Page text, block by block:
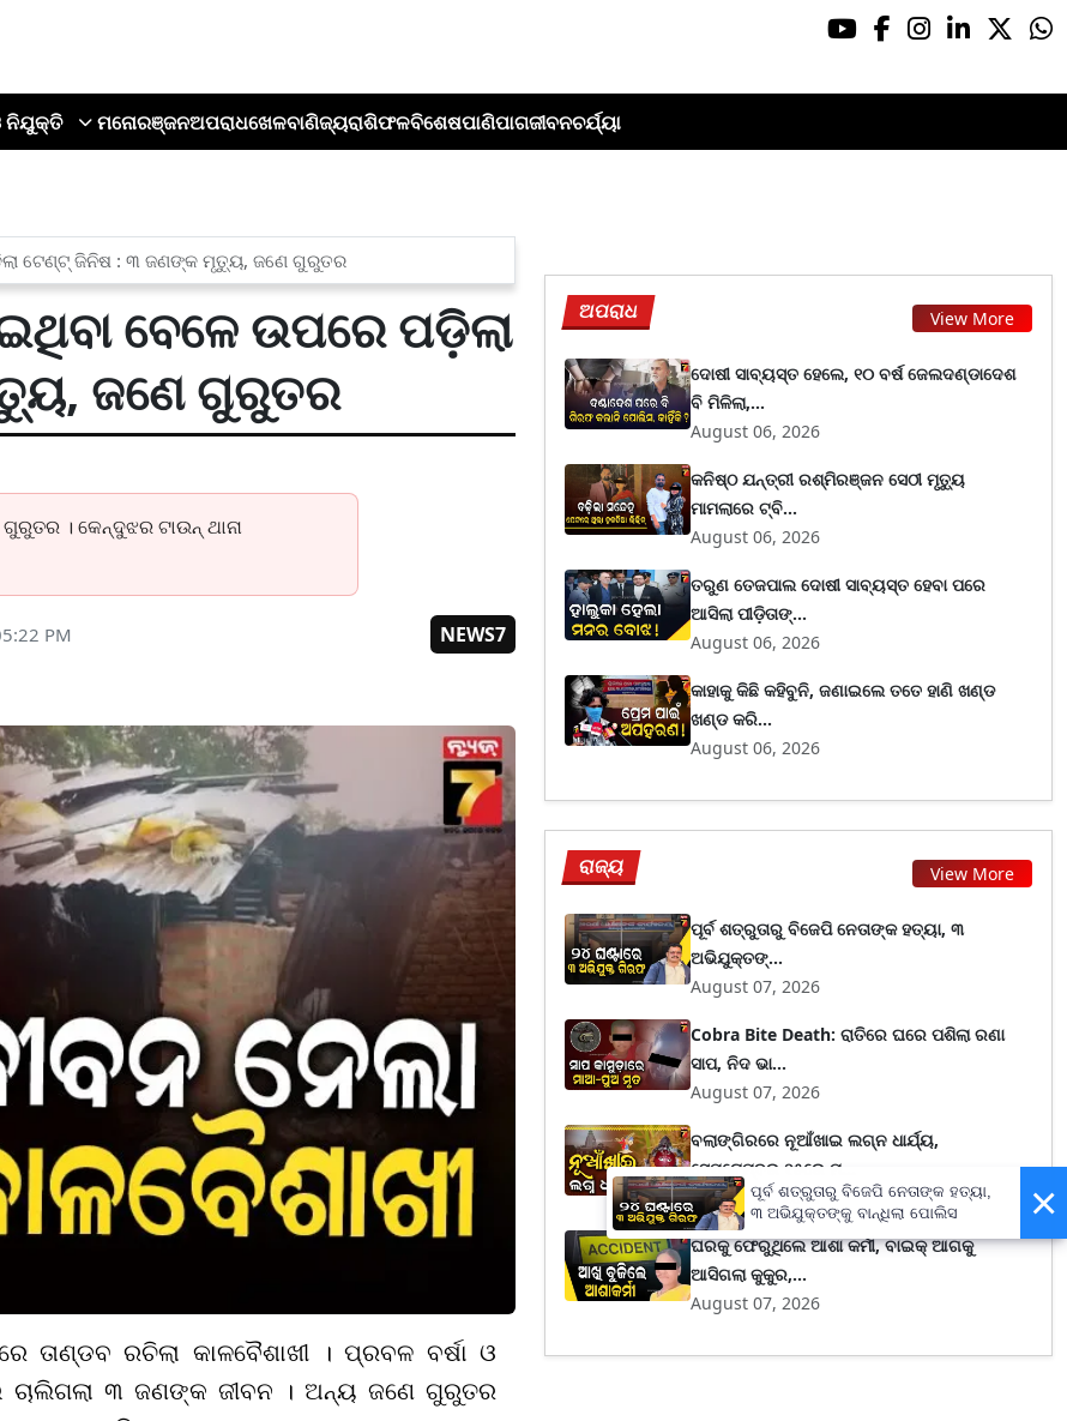
ନିଯୁକ୍ତି ମନୋରଞ୍ଜନଅପରାଧଖେଳବାଣିଜ୍ୟରାଶିଫଳବିଶେଷପାଣିପାଗଜୀବନଚର୍ଯ୍ୟା
ଟେଣ୍ଟ୍ ଜିନିଷ : ୩ ଜଣଙ୍କ ମୃତ୍ୟୁ, ଜଣେ ଗୁରୁତର
ବେଳେ ଉପରେ ପଡ଼ିଲା
ଜଣେ ଗୁରୁତର
। କେନ୍ଦୁଝର ଟାଉନ୍ ଥାନା
PM
NEWS7
ତାଣ୍ଡବ ରଚିଲା କାଳବୈଶାଖୀ । ପ୍ରବଳ ବର୍ଷା ଓ
ଚାଲିଗଲା ୩ ଜଣଙ୍କ ଜୀବନ । ଅନ୍ୟ ଜଣେ ଗୁରୁତର
ଅପରାଧ View More
ଦୋଷୀ ସାବ୍ୟସ୍ତ ହେଲେ, ୧୦ ବର୍ଷ ଜେଲଦଣ୍ଡାଦେଶ
ବି ମିଳିଲା,...
August 06, 2026
କନିଷ୍ଠ ଯନ୍ତ୍ରୀ ରଶ୍ମିରଞ୍ଜନ ସେଠୀ ମୃତ୍ୟୁ
ମାମଲାରେ ଟ୍ବି...
August 06, 2026
ତରୁଣ ତେଜପାଲ ଦୋଷୀ ସାବ୍ୟସ୍ତ ହେବା ପରେ
ଆସିଲା ପୀଡ଼ିତାଙ୍...
August 06, 2026
କାହାକୁ କିଛି କହିବୁନି, ଜଣାଇଲେ ତତେ ହାଣି ଖଣ୍ଡ
ଖଣ୍ଡ କରି...
August 06, 2026
ରାଜ୍ୟ View More
ପୂର୍ବ ଶତ୍ରୁତାରୁ ବିଜେପି ନେତାଙ୍କ ହତ୍ୟା, ୩
ଅଭିଯୁକ୍ତଙ୍...
August 07, 2026
Cobra Bite Death: ରାତିରେ ଘରେ ପଶିଲା ରଣା
ସାପ, ନିଦ ଭା...
August 07, 2026
ବଲାଙ୍ଗିରରେ ନୂଆଁଖାଇ ଲଗ୍ନ ଧାର୍ଯ୍ୟ,
ସେପ୍ଟେମ୍ବର ୧୫ରେ ମ...
August 07, 2026
ଘରକୁ ଫେରୁଥିଲେ ଆଶା କର୍ମୀ, ବାଇକ୍ ଆଗକୁ
ଆସିଗଲା କୁକୁର,...
August 07, 2026
×
ପୂର୍ବ ଶତ୍ରୁତାରୁ ବିଜେପି ନେତାଙ୍କ ହତ୍ୟା,
୩ ଅଭିଯୁକ୍ତଙ୍କୁ ବାନ୍ଧିଲା ପୋଲିସ